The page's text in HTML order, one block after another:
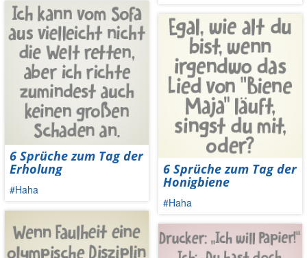
6 Sprüche zum Tag der
Erholung
#Haha
6 Sprüche zum Tag der
Honigbiene
#Haha